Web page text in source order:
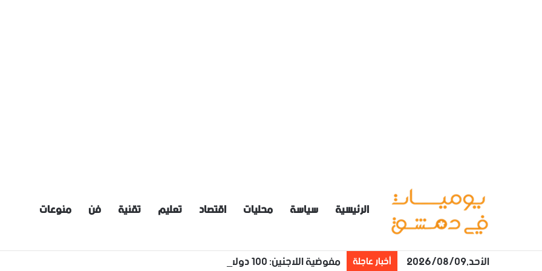
الرئيسية سياسة محليات اقتصاد تعليم تقنية فن منوعات
الأحد,2026/08/09 أخبار عاجلة مفوضية اللاجئين: 100 دولار لكل فرد بالعائلة يعود طوعا من لبنان إلى سوريا مع تأمين نقله